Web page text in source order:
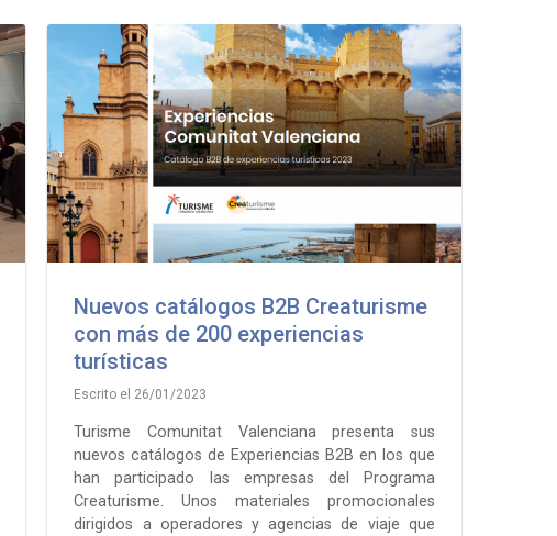
Nuevos catálogos B2B Creaturisme
con más de 200 experiencias
turísticas
Escrito el 26/01/2023
Turisme Comunitat Valenciana presenta sus
nuevos catálogos de Experiencias B2B en los que
han participado las empresas del Programa
Creaturisme. Unos materiales promocionales
dirigidos a operadores y agencias de viaje que